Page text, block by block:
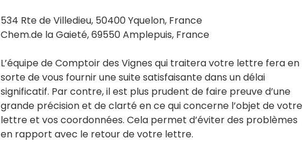
534 Rte de Villedieu, 50400 Yquelon, France
Chem.de la Gaieté, 69550 Amplepuis, France
L’équipe de Comptoir des Vignes qui traitera votre lettre fera en
sorte de vous fournir une suite satisfaisante dans un délai
significatif. Par contre, il est plus prudent de faire preuve d’une
grande précision et de clarté en ce qui concerne l’objet de votre
lettre et vos coordonnées. Cela permet d’éviter des problèmes
en rapport avec le retour de votre lettre.